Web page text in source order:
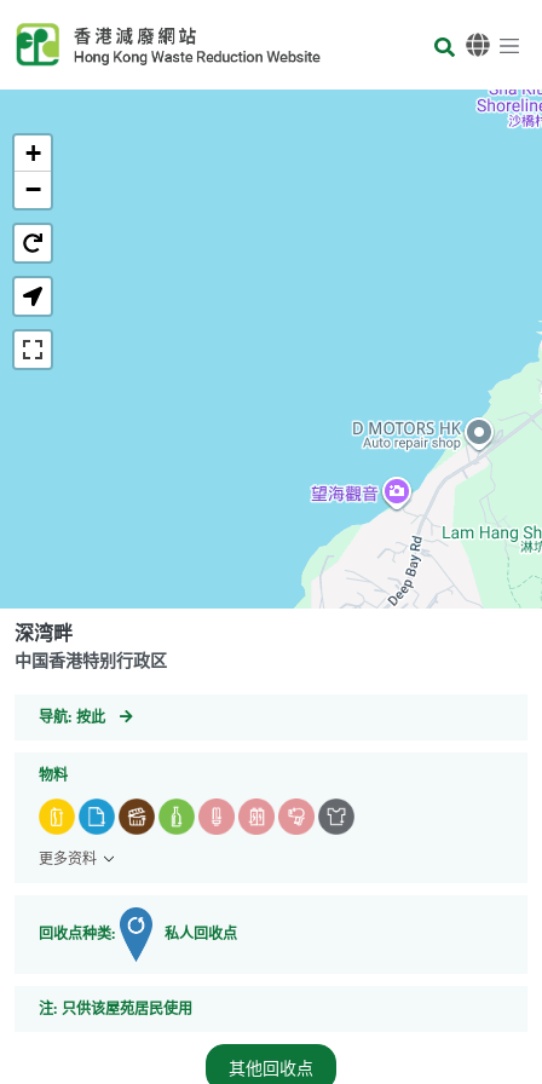
Body
+
−
深湾畔
中国香港特别行政区
导航: GeoCoordinates
按此
物料
更多资料
回收点种类: 私人回收点
注: 注
只供该屋苑居民使用
其他回收点